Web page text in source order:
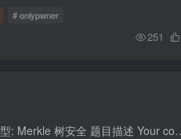
# onlypwner
251
题目信息 题目名称: Payday 作者: bobface 难度: 中级 类型: